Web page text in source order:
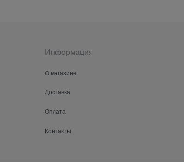
Информация
О магазине
Доставка
Оплата
Контакты